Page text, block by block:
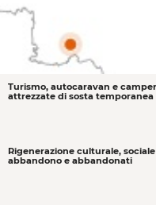
Turismo, autocaravan e
attrezzate di sosta temporanea
Rigenerazione culturale,
abbandono e abbandonati